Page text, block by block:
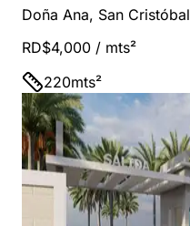
Doña Ana, San Cristóbal
RD$4,000 / mts²
220mts²